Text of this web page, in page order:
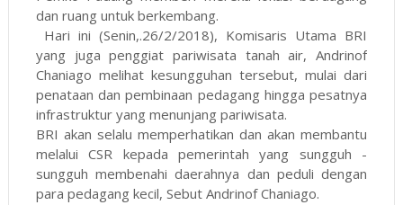
dan ruang untuk berkembang.
Hari ini (Senin,.26/2/2018), Komisaris Utama BRI
yang juga penggiat pariwisata tanah air, Andrinof
Chaniago melihat kesungguhan tersebut, mulai dari
penataan dan pembinaan pedagang hingga pesatnya
infrastruktur yang menunjang pariwisata.
BRI akan selalu memperhatikan dan akan membantu
melalui CSR kepada pemerintah yang sungguh -
sungguh membenahi daerahnya dan peduli dengan
para pedagang kecil, Sebut Andrinof Chaniago.